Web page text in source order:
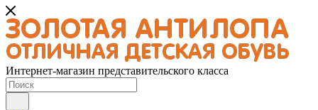
Интернет-магазин представительского класса